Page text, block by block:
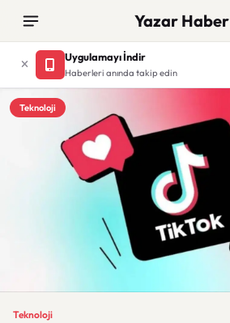
Yazar Haber
Uygulamayı İndir
Haberleri anında takip edin
Teknoloji
Teknoloji